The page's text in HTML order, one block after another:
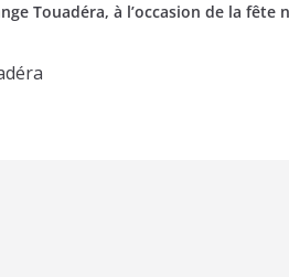
Touadéra, à l’occasion de la fête